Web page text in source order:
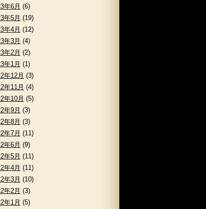
年6月 (6)
年5月 (19)
年4月 (12)
年3月 (4)
年2月 (2)
年1月 (1)
年12月 (3)
年11月 (4)
年10月 (5)
年9月 (3)
年8月 (3)
年7月 (11)
年6月 (9)
年5月 (11)
年4月 (11)
年3月 (10)
年2月 (3)
年1月 (5)